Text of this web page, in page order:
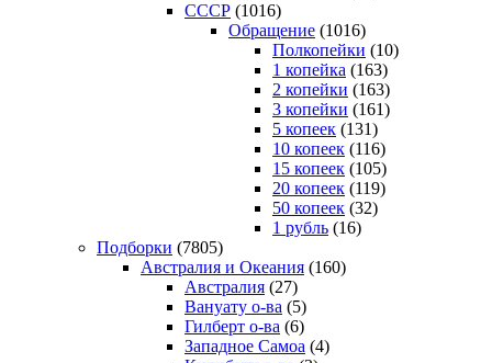
СССР (1016)
Обращение (1016)
Полкопейки (10)
1 копейка (163)
2 копейки (163)
3 копейки (161)
5 копеек (131)
10 копеек (116)
15 копеек (105)
20 копеек (119)
50 копеек (32)
1 рубль (16)
Подборки (7805)
Австралия и Океания (160)
Австралия (27)
Вануату о-ва (5)
Гилберт о-ва (6)
Западное Самоа (4)